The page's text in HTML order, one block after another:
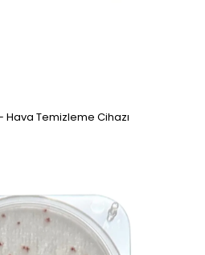
Hava Temizleme Cihazı